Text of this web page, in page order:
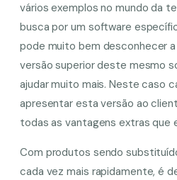
vários exemplos no mundo da
busca por um software
pode muito bem desconhecer
versão superior deste mesmo
ajudar muito mais. Neste caso
apresentar esta versão ao
todas as vantagens extras que
Com produtos sendo
cada vez mais rapidamente, é